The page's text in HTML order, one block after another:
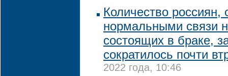
Количество
нормальными связи
состоящих в браке,
сократилось почти
2022 года, 10:46